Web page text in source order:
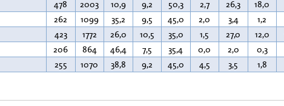
478 2003 10,9 9,2 50,3 2,7 26,3 18,0
262 1099 35,2 9,5 45,0 2,0 3,4 1,2
423 1772 26,0 10,5 35,0 1,5 27,0 12,0
206 864 46,4 7,5 35,4 0,0 2,0 0,3
255 1070 38,8 9,2 45,0 4,5 3,5 1,8